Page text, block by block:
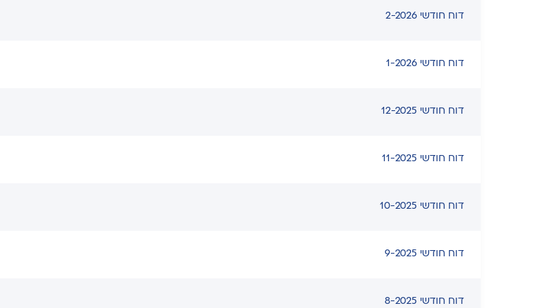
דוח חודשי 2-2026
דוח חודשי 1-2026
דוח חודשי 12-2025
דוח חודשי 11-2025
דוח חודשי 10-2025
דוח חודשי 9-2025
דוח חודשי 8-2025